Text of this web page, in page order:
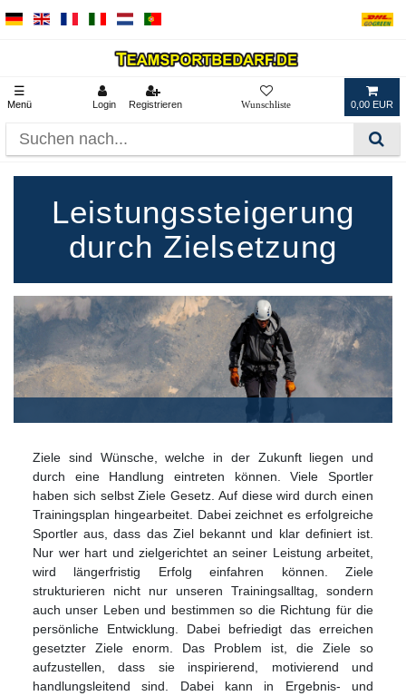
☰
Menü Login Registrieren 0,00 EUR
Leistungssteigerung
durch Zielsetzung
Ziele sind Wünsche, welche in der Zukunft liegen und
durch eine Handlung eintreten können. Viele Sportler
haben sich selbst Ziele Gesetz. Auf diese wird durch einen
Trainingsplan hingearbeitet. Dabei zeichnet es erfolgreiche
Sportler aus, dass das Ziel bekannt und klar definiert ist.
Nur wer hart und zielgerichtet an seiner Leistung arbeitet,
wird längerfristig Erfolg einfahren können. Ziele
strukturieren nicht nur unseren Trainingsalltag, sondern
auch unser Leben und bestimmen so die Richtung für die
persönliche Entwicklung. Dabei befriedigt das erreichen
gesetzter Ziele enorm. Das Problem ist, die Ziele so
aufzustellen, dass sie inspirierend, motivierend und
handlungsleitend sind. Dabei kann in Ergebnis- und